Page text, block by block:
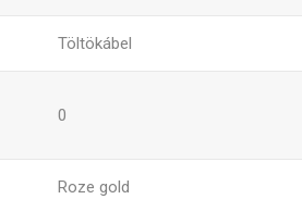
Töltökábel
0
Roze gold